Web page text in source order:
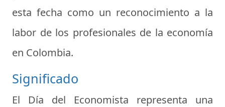
esta fecha como un reconocimiento a la
labor de los profesionales de la economía
en Colombia.
Significado
El Día del Economista representa una